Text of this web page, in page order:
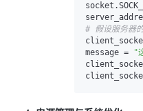
# 假设服务器
message =
"